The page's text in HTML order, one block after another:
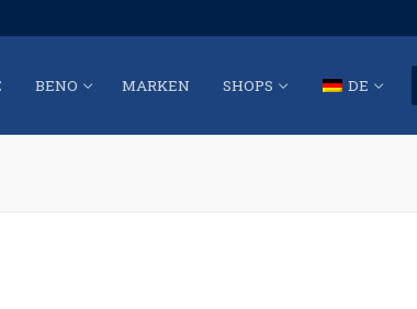
BENO MARKEN SHOPS DE